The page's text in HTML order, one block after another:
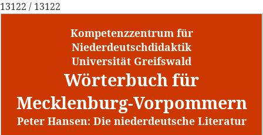
13122 / 13122
Kompetenzzentrum für
Niederdeutschdidaktik
Universität Greifswald
Wörterbuch für
Mecklenburg-Vorpommern
Peter Hansen: Die niederdeutsche Literatur